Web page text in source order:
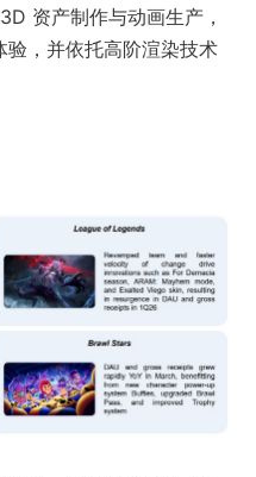
资产制作与动画生产，
，并依托高阶渲染技术